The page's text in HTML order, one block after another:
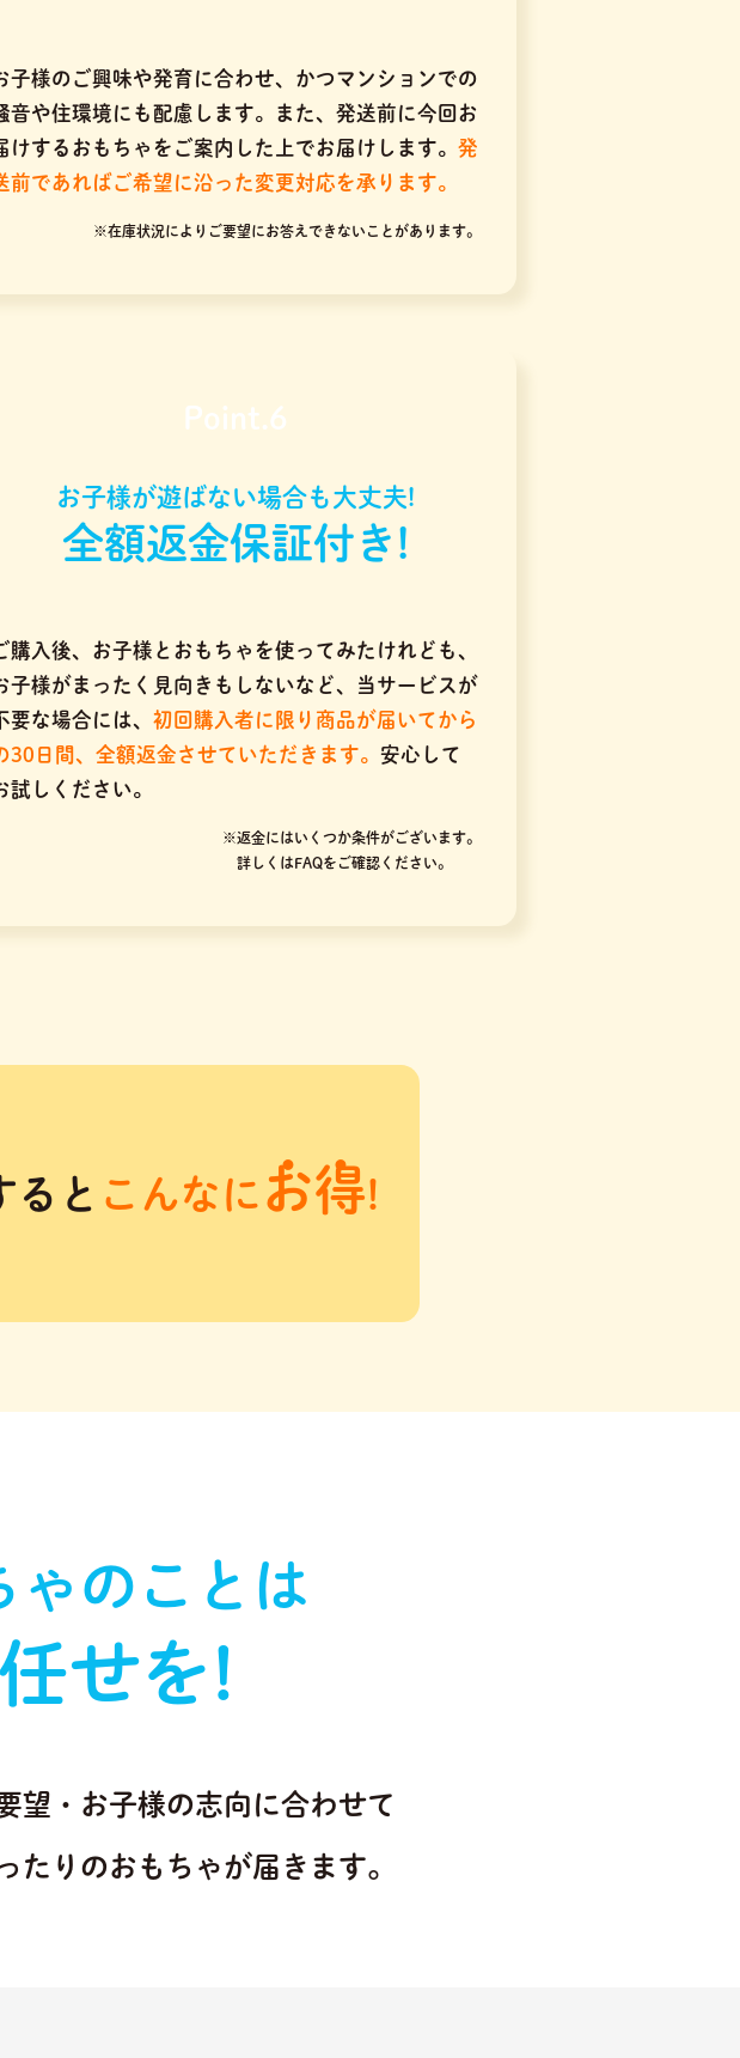
子様のご興味や発育に合わせ、かつマンションでの
音や住環境にも配慮します。また、発送前に今回お
けするおもちゃをご案内した上でお届けします。 発
前であればご希望に沿った変更対応を承ります。
※在庫状況によりご要望にお答えできないことがあります。
Point.6
お子様が遊ばない場合も大丈夫!
全額返金保証付き!
購入後、お子様とおもちゃを使ってみたけれども、
子様がまったく見向きもしないなど、当サービスが
要な場合には、 初回購入者に限り商品が届いてから
30日間、全額返金させていただきます。 安心して
試しください。
※返金にはいくつか条件がございます。
詳しくはFAQをご確認ください。
ると こんなに お得!
ゃのことは
せを!
望・お子様の志向に合わせて
たりのおもちゃが届きます。